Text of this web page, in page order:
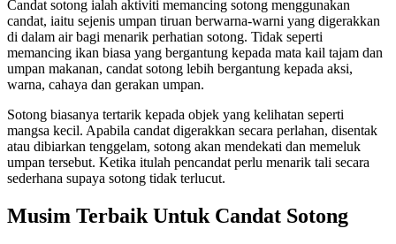
Candat sotong ialah aktiviti memancing sotong menggunakan
candat, iaitu sejenis umpan tiruan berwarna-warni yang digerakkan
di dalam air bagi menarik perhatian sotong. Tidak seperti
memancing ikan biasa yang bergantung kepada mata kail tajam dan
umpan makanan, candat sotong lebih bergantung kepada aksi,
warna, cahaya dan gerakan umpan.
Sotong biasanya tertarik kepada objek yang kelihatan seperti
mangsa kecil. Apabila candat digerakkan secara perlahan, disentak
atau dibiarkan tenggelam, sotong akan mendekati dan memeluk
umpan tersebut. Ketika itulah pencandat perlu menarik tali secara
sederhana supaya sotong tidak terlucut.
Musim Terbaik Untuk Candat Sotong